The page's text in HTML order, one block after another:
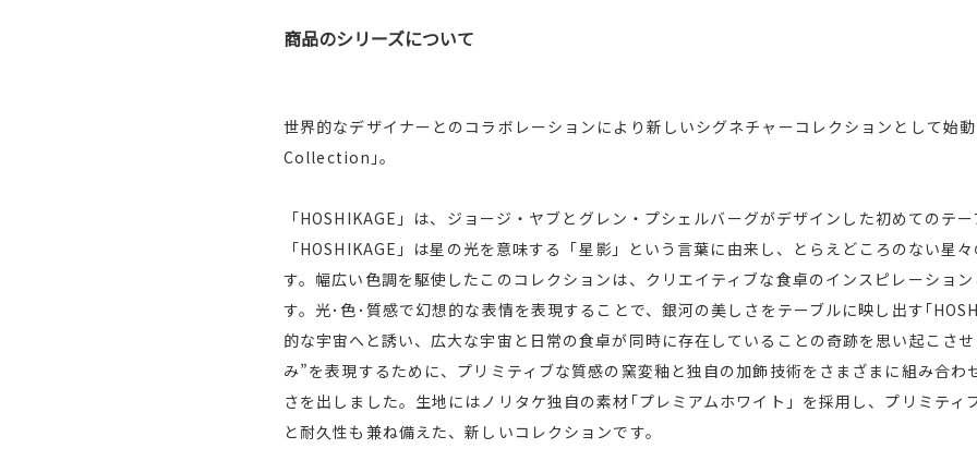
商品のシリーズについて
世界的なデザイナーとのコラボレーションにより新しいシグネチャーコレクションとして
Collection｣。
「HOSHIKAGE」は、ジョージ・ヤブとグレン・プシェルバーグがデザインした初めてのテー
「HOSHIKAGE」は星の光を意味する「星影」という言葉に由来し、とらえどころのない星
す。幅広い色調を駆使したこのコレクションは、クリエイティブな食卓のインスピレーショ
す。光･色･質感で幻想的な表情を表現することで、銀河の美しさをテーブルに映し出す｢
的な宇宙へと誘い、広大な宇宙と日常の食卓が同時に存在していることの奇跡を思い起こさ
み”を表現するために、プリミティブな質感の窯変釉と独自の加飾技術をさまざまに組み合わ
さを出しました。生地にはノリタケ独自の素材｢プレミアムホワイト」を採用し、プリミティ
と耐久性も兼ね備えた、新しいコレクションです。